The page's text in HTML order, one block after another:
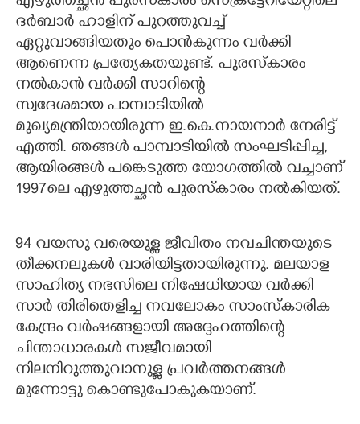
ദർബാർ ഹാളിന് പുറത്തുവച്ച്
ഏറ്റുവാങ്ങിയതും പൊൻകുന്നം വർക്കി
ആണെന്ന പ്രത്യേകതയുണ്ട്. പുരസ്കാരം
നൽകാൻ വർക്കി സാറിന്റെ
സ്വദേശമായ പാമ്പാടിയിൽ
മുഖ്യമന്ത്രിയായിരുന്ന ഇ.കെ.നായനാർ നേരിട്ട്
എത്തി. ഞങ്ങൾ പാമ്പാടിയിൽ സംഘടിപ്പിച്ച,​
ആയിരങ്ങൾ പങ്കെടുത്ത യോഗത്തിൽ വച്ചാണ്
1997ലെ എഴുത്തച്ഛൻ പുരസ്കാരം നൽകിയത്.
94 വയസു വരെയുള്ള ജീവിതം നവചിന്തയുടെ
തീക്കനലുകൾ വാരിയിട്ടതായിരുന്നു. മലയാള
സാഹിത്യ നഭസിലെ നിഷേധിയായ വർക്കി
സാർ തിരിതെളിച്ച നവലോകം സാംസ്കാരിക
കേന്ദ്രം വർഷങ്ങളായി അദ്ദേഹത്തിന്റെ
ചിന്താധാരകൾ സജീവമായി
നിലനിറുത്തുവാനുള്ള പ്രവർത്തനങ്ങൾ
മുന്നോട്ടു കൊണ്ടുപോകുകയാണ്.